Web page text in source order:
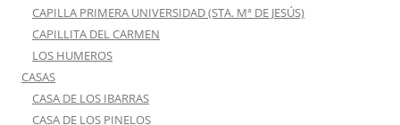
CAPILLA PRIMERA UNIVERSIDAD (STA. Mª DE JESÚS)
CAPILLITA DEL CARMEN
LOS HUMEROS
CASAS
CASA DE LOS IBARRAS
CASA DE LOS PINELOS